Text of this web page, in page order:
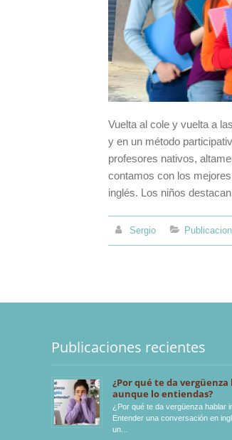
Vuelta al cole y vuelta a
y en un método
profesores nativos,
contamos con los
inglés. Los niños
Sergio
Publicaciones recientes
¿Por qué te da
aunque lo entiendas?
¿Por qué te da vergüenza hablar
Entender una conversación en
un